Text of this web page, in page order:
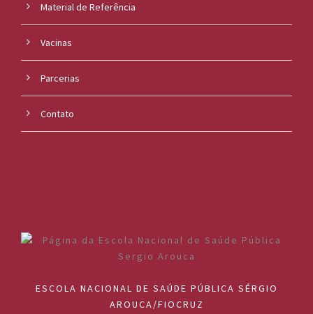
Material de Referência
Vacinas
Parcerias
Contato
ESCOLA NACIONAL DE SAÚDE PÚBLICA SÉRGIO
AROUCA/FIOCRUZ